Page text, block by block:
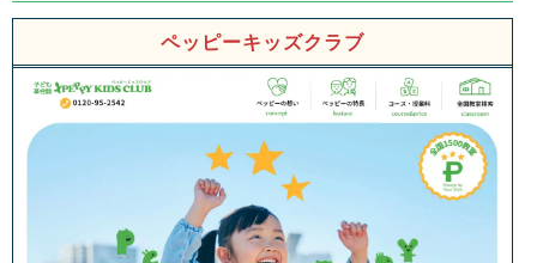
ペッピーキッズクラブ